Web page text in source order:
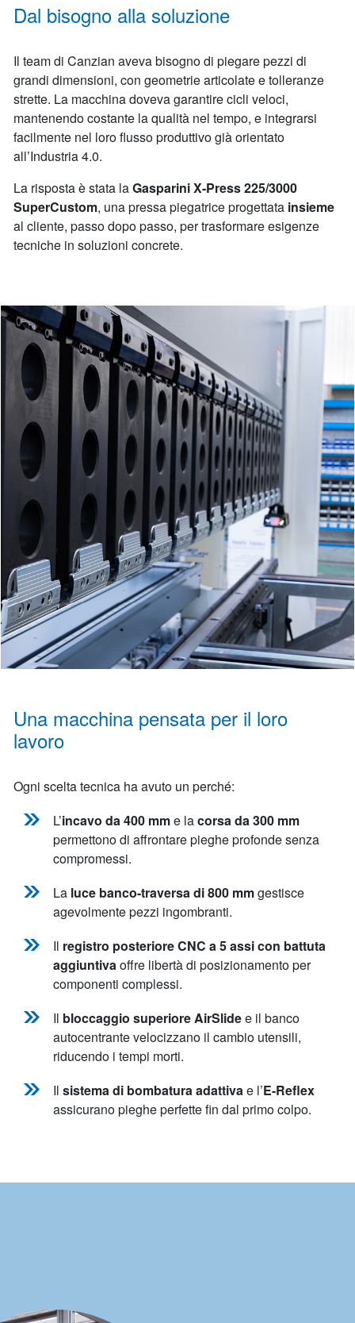
Dal bisogno alla soluzione
Il team di Canzian aveva bisogno di piegare pezzi di
grandi dimensioni, con geometrie articolate e tolleranze
strette. La macchina doveva garantire cicli veloci,
mantenendo costante la qualità nel tempo, e integrarsi
facilmente nel loro flusso produttivo già orientato
all’Industria 4.0.
La risposta è stata laGasparini X-Press 225/3000
SuperCustom, una pressa piegatrice progettata insieme
al cliente, passo dopo passo, per trasformare esigenze
tecniche in soluzioni concrete.
Una macchina pensata per il loro
lavoro
Ogni scelta tecnica ha avuto un perché:
L’incavo da 400 mme lacorsa da 300 mm
permettono di affrontare pieghe profonde senza
compromessi.
La luce banco-traversa di 800 mmgestisce
agevolmente pezzi ingombranti.
Il registro posteriore CNC a 5 assi con battuta
aggiuntivaoffre libertà di posizionamento per
componenti complessi.
Il bloccaggio superiore AirSlidee il banco
autocentrante velocizzano il cambio utensili,
riducendo i tempi morti.
Il sistema di bombatura adattivae l’E-Reflex
assicurano pieghe perfette fin dal primo colpo.